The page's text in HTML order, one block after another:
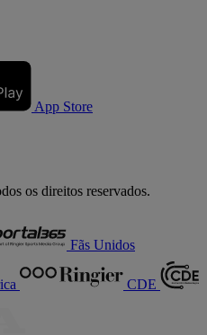
App Store
os direitos reservados.
Fãs Unidos
CDE